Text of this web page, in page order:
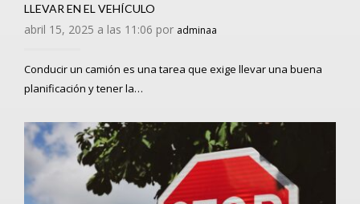
LLEVAR EN EL VEHÍCULO
abril 15, 2025 a las 11:06 por adminaa
Conducir un camión es una tarea que exige llevar una buena
planificación y tener la…